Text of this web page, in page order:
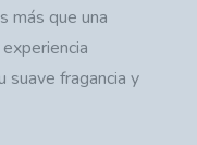
más que una
suave fragancia y